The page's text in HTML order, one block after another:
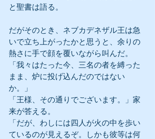
と聖書は語る。
だがそのとき、ネブカデネザル王は急
いで立ち上がったかと思うと、余りの
熱さに手で顔を覆いながら叫んだ。
「我々はたった今、三名の者を縛った
まま、炉に投げ込んだのではない
か。」
「王様、その通りでございます。」家
来が答える。
「だが、わしには四人が火の中を歩い
ているのが見えるぞ。しかも彼等は何